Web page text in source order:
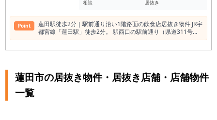
相談 居抜き
Point
蓮田駅徒歩2分｜駅前通り沿い1階路面の飲食店居抜き物件 JR宇
都宮線「蓮田駅」徒歩2分。 駅西口の駅前通り（県道311号
線）に面した1階路面店です。 蓮田駅の1日平均乗車人員は約
いことから、“日常利用型飲食店”に強い立地といえます。 半径
500mに飲食店71件。競争の中でも勝負できる理由 蓮田駅周辺
蓮田市の居抜き物件・居抜き店舗・店舗物件
一覧